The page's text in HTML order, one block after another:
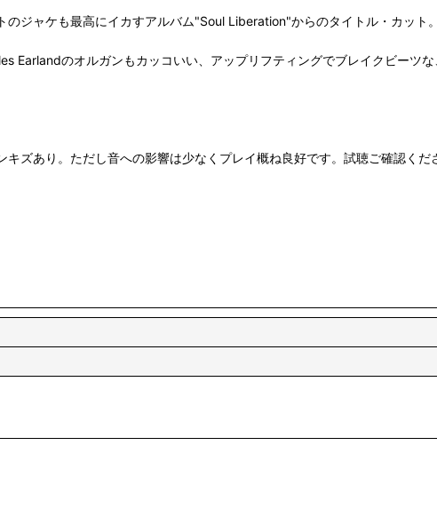
ジャケも最高にイカすアルバム"Soul Liberation"からのタイトル・カット。
Earlandのオルガンもカッコいい、アップリフティングでブレイクビーツ
ズあり。ただし音への影響は少なくプレイ概ね良好です。試聴ご確認くだ